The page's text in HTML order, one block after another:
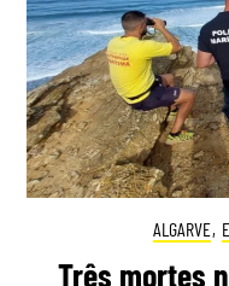
ALGARVE,
Três mortes